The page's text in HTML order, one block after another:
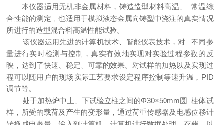
本仪器适用无机非金属材料，铸造造型材料高温、
常温综
合性能的测定，也适用于模拟液态金属向铸型中浇注的真实情况
所进行的造型混合料高温性能试验。
该仪器运用先进的计算机技术、智能仪表技术，对
不同参
量进行实时检测与控制，真实有效地实现对实验过程参数的反
映，达到了快速、稳定、可靠的效果。对试样的加热以及实现过
程可以随用户的现场实际工艺要求设定程序控制等速升温， PID
调节等。
处于加热炉中上、下试验立柱之间的Φ30×50mm 圆
柱体试
样，所受的载荷及产生的变形量，通过荷重传感器及电感位移计